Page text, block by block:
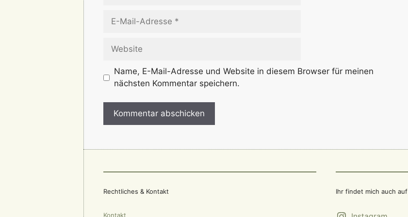
Website
Name, E-Mail-Adresse und Website in diesem Browser für meinen
nächsten Kommentar speichern.
Rechtliches & Kontakt
Kontakt
Ihr findet mich auch auf